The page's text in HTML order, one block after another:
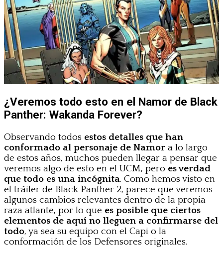
¿Veremos todo esto en el Namor de Black
Panther: Wakanda Forever?
Observando todos estos detalles que han
conformado al personaje de Namor a lo largo
de estos años, muchos pueden llegar a pensar que
veremos algo de esto en el UCM, pero es verdad
que todo es una incógnita. Como hemos visto en
el tráiler de Black Panther 2, parece que veremos
algunos cambios relevantes dentro de la propia
raza atlante, por lo que es posible que ciertos
elementos de aquí no lleguen a confirmarse del
todo, ya sea su equipo con el Capi o la
conformación de los Defensores originales.